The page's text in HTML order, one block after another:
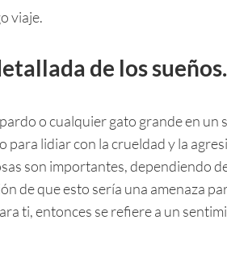
viaje.
de los
o cualquier gato grande en un
para lidiar con la crueldad y la
son importantes, dependiendo
de que esto sería una amenaza
ti, entonces se refiere a un